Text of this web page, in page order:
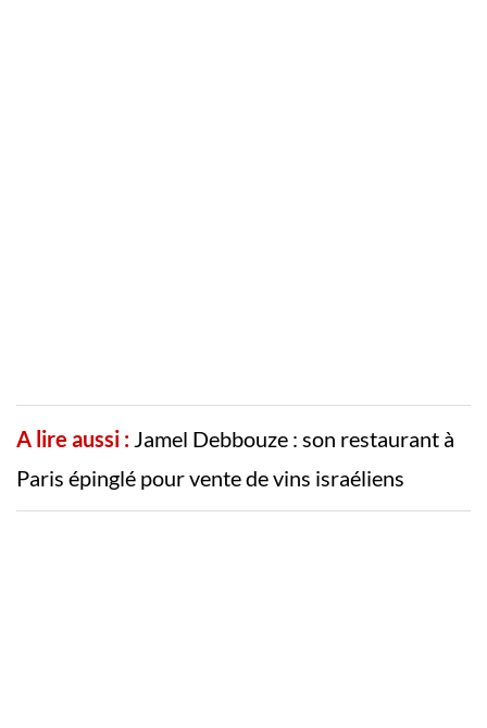
A lire aussi : Jamel Debbouze : son restaurant à
Paris épinglé pour vente de vins israéliens